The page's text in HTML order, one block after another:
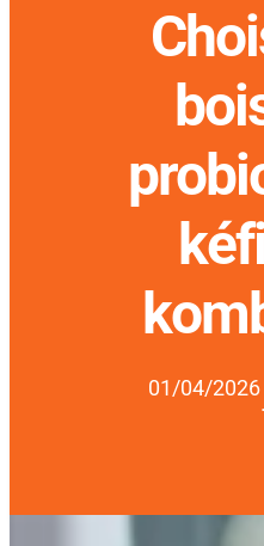
01/04/2026
·